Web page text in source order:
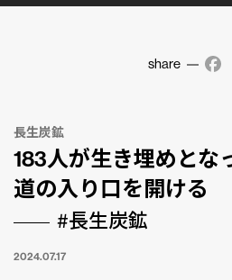
share
長生炭鉱
183人が生き埋めとな
道の入り口を開ける
#長生炭鉱
2024.07.17